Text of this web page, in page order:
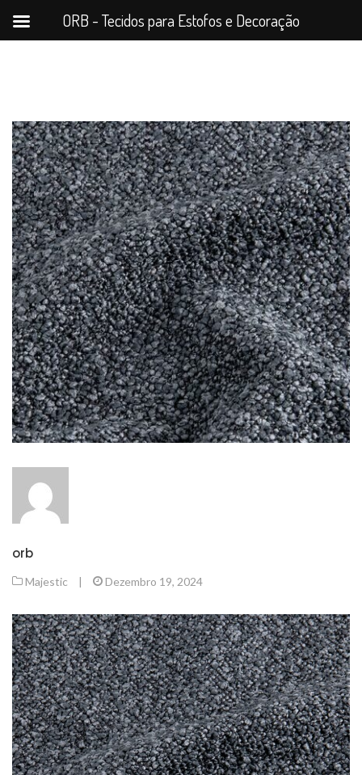
orb
Majestic | Dezembro 19, 2024
ORB - Tecidos para Estofos e Decoração